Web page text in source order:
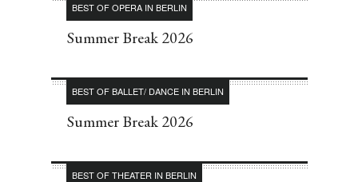
BEST OF OPERA IN BERLIN
Summer Break 2026
BEST OF BALLET/ DANCE IN BERLIN
Summer Break 2026
BEST OF THEATER IN BERLIN